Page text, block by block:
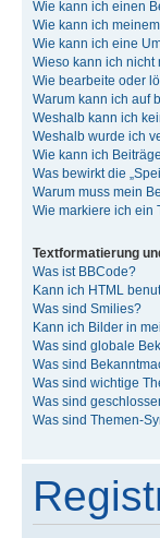
Wie kann ich einen
Wie kann ich
Wie kann ich eine
Wieso kann ich nicht
Wie bearbeite oder
Warum kann ich auf
Weshalb kann ich
Weshalb wurde ich
Wie kann ich
Was bewirkt die
Warum muss mein
Wie markiere ich ein
Textformatierung
Was ist BBCode?
Kann ich HTML
Was sind Smilies?
Kann ich Bilder in
Was sind globale
Was sind
Was sind wichtige
Was sind
Was sind Themen-